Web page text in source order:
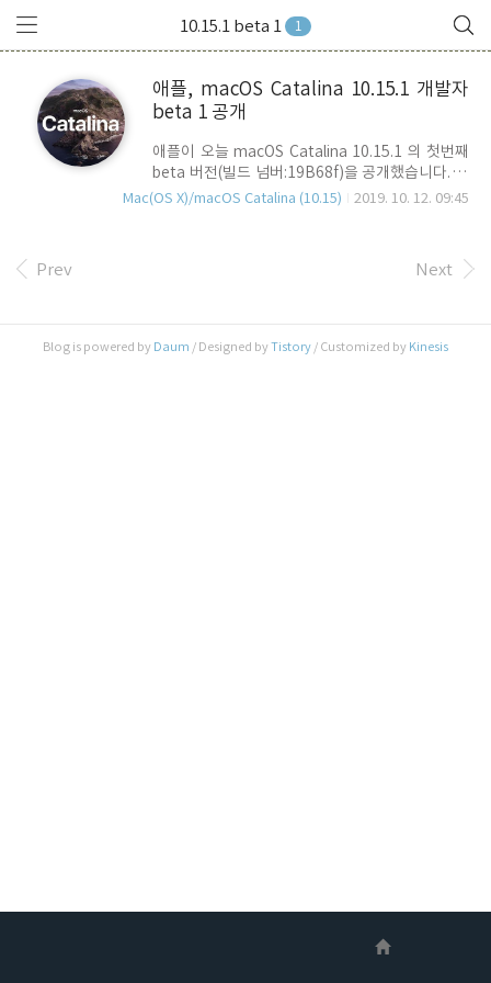
10.15.1 beta 1 1
애플, macOS Catalina 10.15.1 개발자
beta 1 공개
애플이 오늘 macOS Catalina 10.15.1 의 첫번째
beta 버전(빌드 넘버:19B68f)을 공개했습니다. 릴
리즈 노트를 보면 변경된 사항은 다음과 같습니다. -
오 또는 키워드별로 필터링 할 수 있음. - 사진 앱, 보
기 > 메타데이터 > 제목 메뉴를 통해 "모든 사진" 보
Catalina에도 동일하게 추가. - iOS 13.2 beta 와
동일한 새로운 emoji 세트 추가 사진앱 기능과 관
Mac(OS X)/macOS Catalina (10.15) 2019. 10. 12. 09:45
Prev Next
Blog is powered by Daum / Designed byTistory / Customized by Kinesis